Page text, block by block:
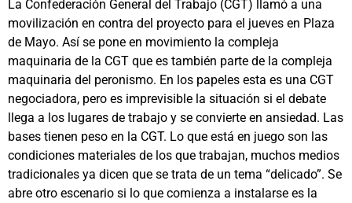
La Confederación General del Trabajo (CGT) llamó a una
movilización en contra del proyecto para el jueves en Plaza
de Mayo. Así se pone en movimiento la compleja
maquinaria de la CGT que es también parte de la compleja
maquinaria del peronismo. En los papeles esta es una CGT
negociadora, pero es imprevisible la situación si el debate
llega a los lugares de trabajo y se convierte en ansiedad. Las
bases tienen peso en la CGT. Lo que está en juego son las
condiciones materiales de los que trabajan, muchos medios
tradicionales ya dicen que se trata de un tema “delicado”. Se
abre otro escenario si lo que comienza a instalarse es la